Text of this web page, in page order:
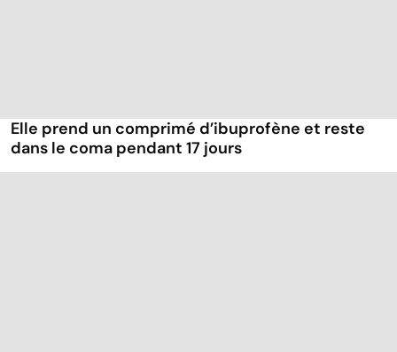
Elle prend un comprimé d’ibuprofène et reste
dans le coma pendant 17 jours